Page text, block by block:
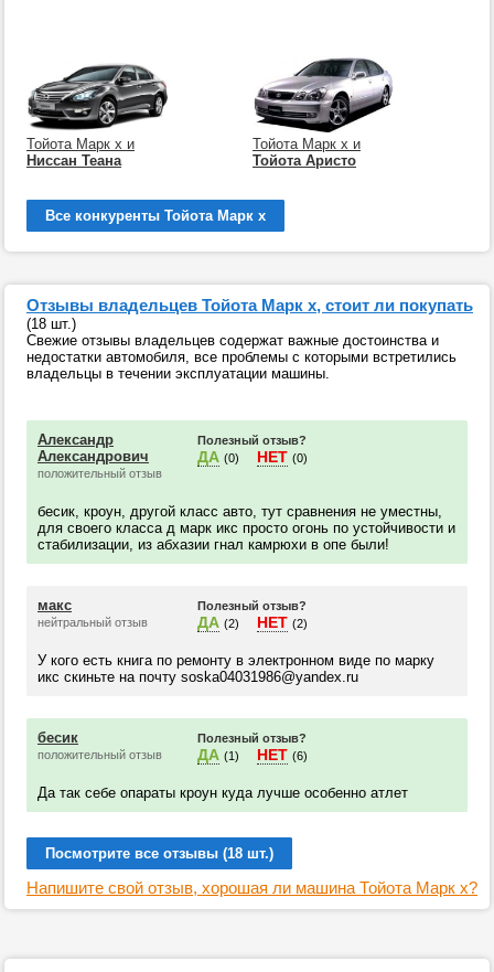
Тойота Марк х и
Ниссан Теана
Тойота Марк х и
Тойота Аристо
Все конкуренты Тойота Марк х
Отзывы владельцев Тойота Марк х, стоит ли покупать
(18 шт.)
Свежие отзывы владельцев содержат важные достоинства и
недостатки автомобиля, все проблемы с которыми встретились
владельцы в течении эксплуатации машины.
Александр
Александрович
положительный отзыв
Полезный отзыв?
ДА (0) НЕТ (0)
бесик, кроун, другой класс авто, тут сравнения не уместны,
для своего класса д марк икс просто огонь по устойчивости и
стабилизации, из абхазии гнал камрюхи в опе были!
макс
нейтральный отзыв
Полезный отзыв?
ДА (2) НЕТ (2)
У кого есть книга по ремонту в электронном виде по марку
икс скиньте на почту soska04031986@yandex.ru
бесик
положительный отзыв
Полезный отзыв?
ДА (1) НЕТ (6)
Да так себе опараты кроун куда лучше особенно атлет
Посмотрите все отзывы (18 шт.)
Напишите свой отзыв, хорошая ли машина Тойота Марк х?